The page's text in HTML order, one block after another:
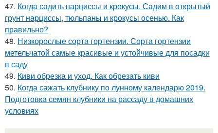
47. Когда садить нарциссы и крокусы. Садим в открытый
грунт нарциссы, тюльпаны и крокусы осенью. Как
правильно?
48. Низкорослые сорта гортензии. Сорта гортензии
метельчатой самые красивые и устойчивые для посадки
в саду
49. Киви обрезка и уход. Как обрезать киви
50. Когда сажать клубнику по лунному календарю 2019.
Подготовка семян клубники на рассаду в домашних
условиях